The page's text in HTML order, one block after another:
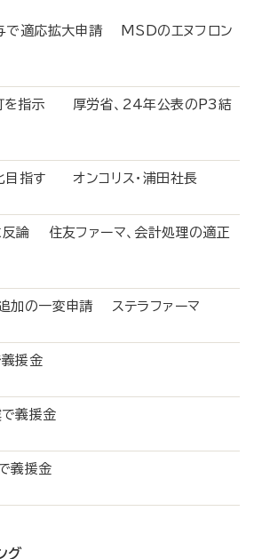
で適応拡大申請 MSDのエヌフロン
を指示 厚労省、24年公表のP3結
指す オンコリス・浦田社長
反論 住友ファーマ、会計処理の適正
追加の一変申請 ステラファーマ
義援金
で義援金
で義援金
グ